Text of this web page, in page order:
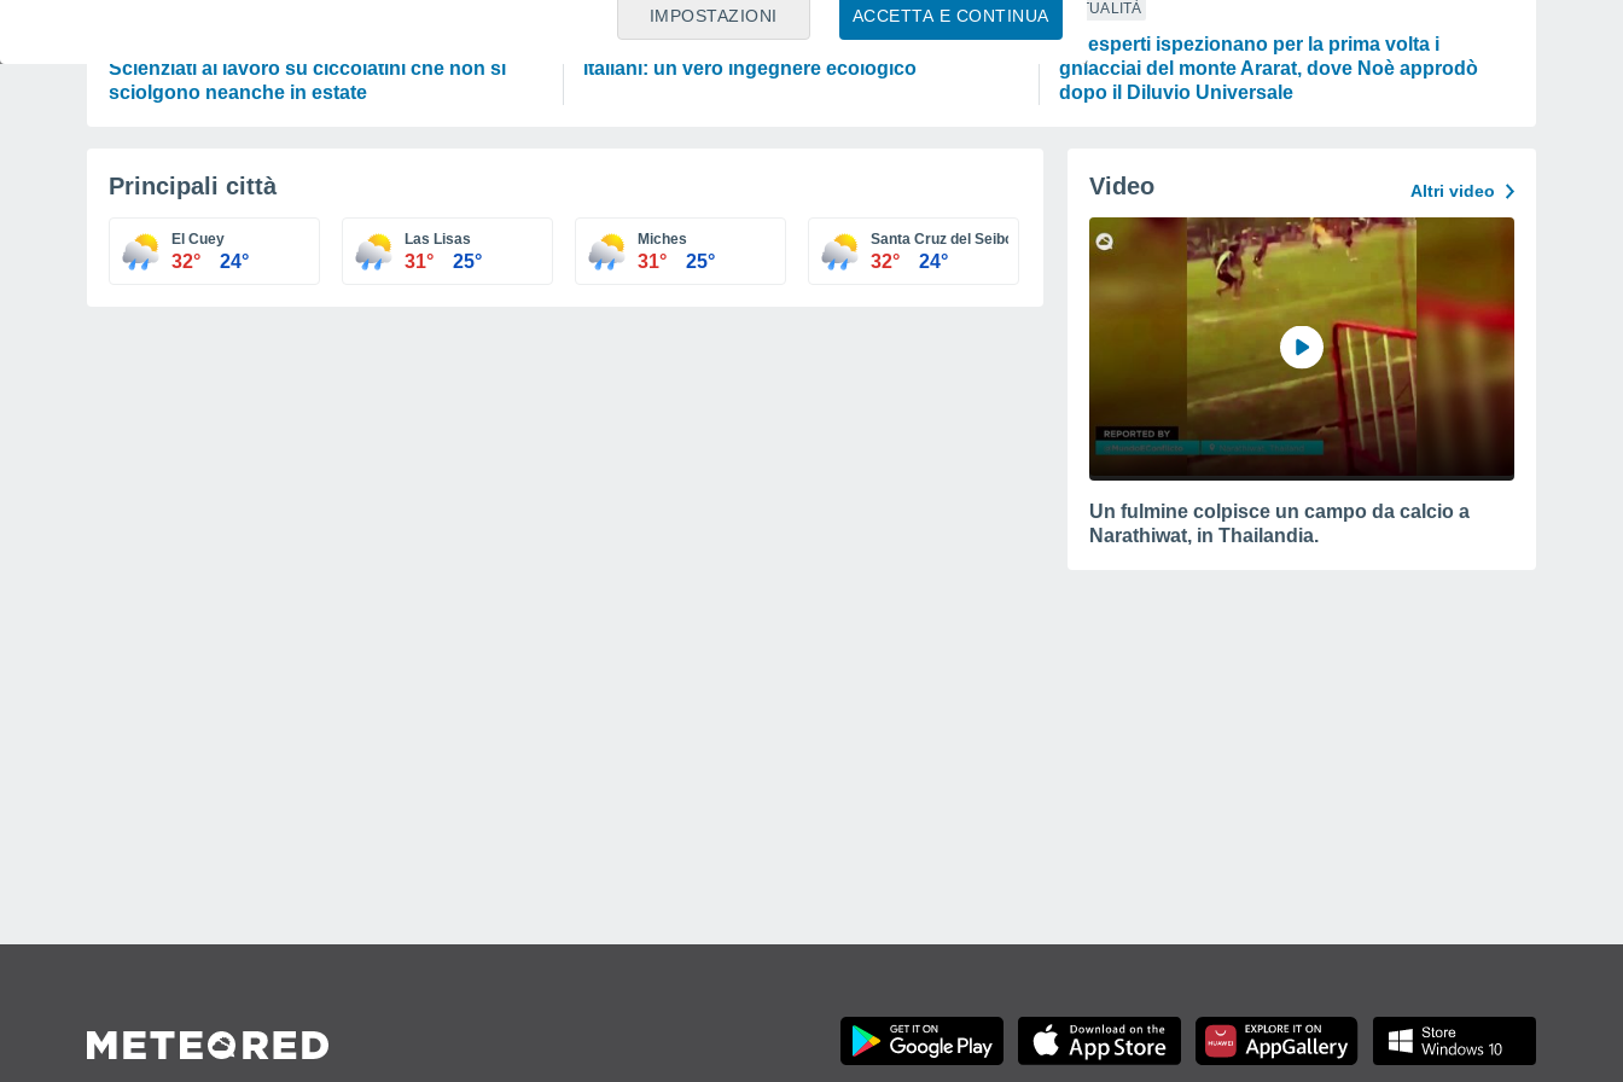
ACCETTA E CONTINUA
IMPOSTAZIONI
Scienziati al lavoro su ciccolatini che non si
sciolgono neanche in estate
SCIENZA
L’uccello che sta rivoluzionando i boschi
italiani: un vero ingegnere ecologico
ATTUALITÀ
Gli esperti ispezionano per la prima volta i
ghiacciai del monte Ararat, dove Noè approdò
dopo il Diluvio Universale
Principali città
El Cuey
32° 24°
Las Lisas
31° 25°
Miches
31° 25°
Santa Cruz del Seibo
32° 24°
Video Altri video
Un fulmine colpisce un campo da calcio a
Narathiwat, in Thailandia.